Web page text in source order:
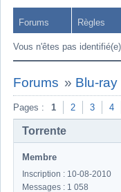
Forums Règles
Vous n'êtes pas
Forums » Blu-ray
Pages : 1 2 3 4
Torrente
Membre
Inscription : 10-08-2010
Messages : 1 058